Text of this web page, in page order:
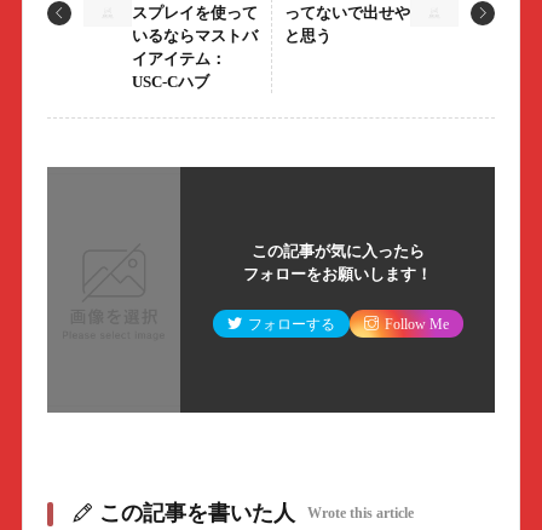
スプレイを使って
いるならマストバ
イアイテム：
USC-Cハブ
ってないで出せや
と思う
この記事が気に入ったら
フォローをお願いします！
フォローする Follow Me
この記事を書いた人 Wrote this article